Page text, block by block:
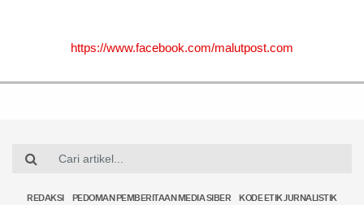
https://www.facebook.com/malutpost.com
REDAKSI PEDOMAN PEMBERITAAN MEDIA SIBER KODE ETIK JURNALISTIK